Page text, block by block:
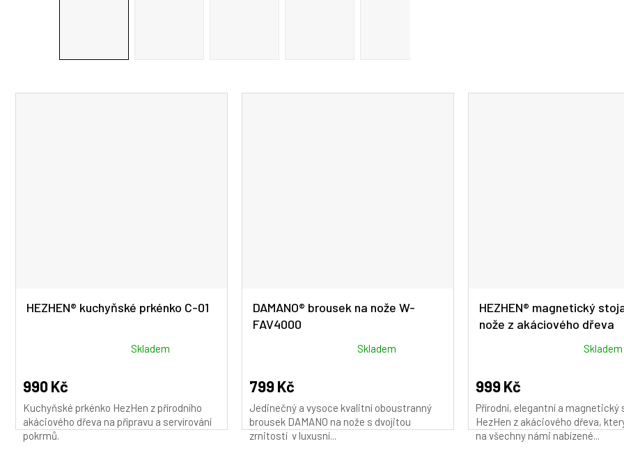
HEZHEN® kuchyňské prkénko C-01
produktu
je
5,0
z
5
Skladem
990 Kč
Kuchyňské prkénko HezHen z přírodního
akáciového dřeva na přípravu a servírování
pokrmů.
DAMANO® brousek na nože W-
FAV4000
produktu
je
5,0
z
5
Skladem
799 Kč
Jedinečný a vysoce kvalitní oboustranný
brousek DAMANO na nože s dvojitou
zrnitostí v luxusní...
HEZHEN® magnetický
nože z akáciového dřeva
produktu
je
4,9
z
5
Skladem
999 Kč
Přírodní, elegantní a magnetický
HezHen z akáciového dřeva,
na všechny námi nabízené...